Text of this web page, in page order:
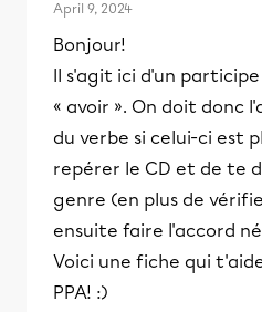
April 9, 2024
Bonjour!
Il s'agit ici d'un
« avoir ». On doit donc
du verbe si celui-ci est
repérer le CD et de te
genre (en plus de
ensuite faire l'accord
Voici une fiche qui
PPA! :)